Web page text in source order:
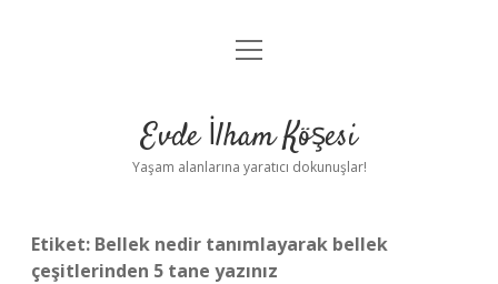
Anasayfa
Yasal Uyarı
menüyü
Evde İlham Köşesi
Yaşam alanlarına yaratıcı dokunuşlar!
Etiket: Bellek nedir tanımlayarak bellek
çeşitlerinden 5 tane yazınız